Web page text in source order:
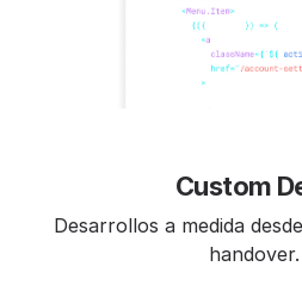
Custom
Desarrollos a medida
handover.